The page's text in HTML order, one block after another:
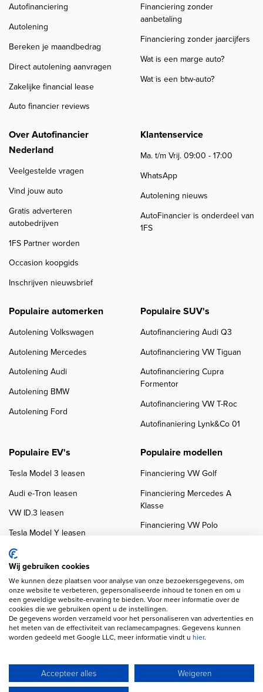
Autofinanciering
Autolening
Bereken je maandbedrag
Direct autolening aanvragen
Zakelijke financial lease
Auto financier reviews
Financiering zonder
aanbetaling
Financiering zonder jaarcijfers
Wat is een marge auto?
Wat is een btw-auto?
Over Autofinancier
Nederland
Veelgestelde vragen
Vind jouw auto
Gratis adverteren
autobedrijven
1FS Partner worden
Occasion koopgids
Inschrijven nieuwsbrief
Klantenservice
Ma. t/m Vrij. 09:00 - 17:00
WhatsApp
Autolening nieuws
AutoFinancier is onderdeel van
1FS
Populaire automerken
Autolening Volkswagen
Autolening Mercedes
Autolening Audi
Autolening BMW
Autolening Ford
Populaire SUV's
Autofinanciering Audi Q3
Autofinanciering VW Tiguan
Autofinanciering Cupra
Formentor
Autofinanciering VW T-Roc
Autofinaniering Lynk&Co 01
Populaire EV's
Tesla Model 3 leasen
Audi e-Tron leasen
VW ID.3 leasen
Tesla Model Y leasen
VW ID.4 leasen
Populaire modellen
Financiering VW Golf
Financiering Mercedes A
Klasse
Financiering VW Polo
Copyright navigation
Klanten beoordelingen
Autobedrijven
Wij gebruiken AI voor afbeeldingen en teksten
Wij gebruiken cookies
We kunnen deze plaatsen voor analyse van onze bezoekersgegevens, om
onze website te verbeteren, gepersonaliseerde inhoud te tonen en om u
een geweldige website-ervaring te bieden. Voor meer informatie over de
cookies die we gebruiken opent u de instellingen.
De gegevens worden verzameld voor het personaliseren van advertenties en
het meten van de effectiviteit van reclamecampagnes. Gegevens kunnen
worden gedeeld met Google LLC, meer informatie vindt u hier.
Accepteer alles
Weigeren